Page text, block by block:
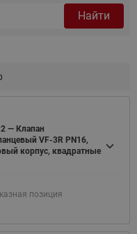
Найти
— Клапан
VF-3R PN16,
корпус, квадратные
позиция